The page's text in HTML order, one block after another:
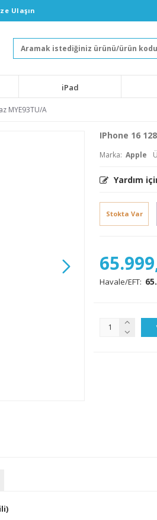
Ulaşın
iPad
MYE93TU/A
IPhone 16
Havale/EFT:
Marka: Apple
Yardım
Stokta Var